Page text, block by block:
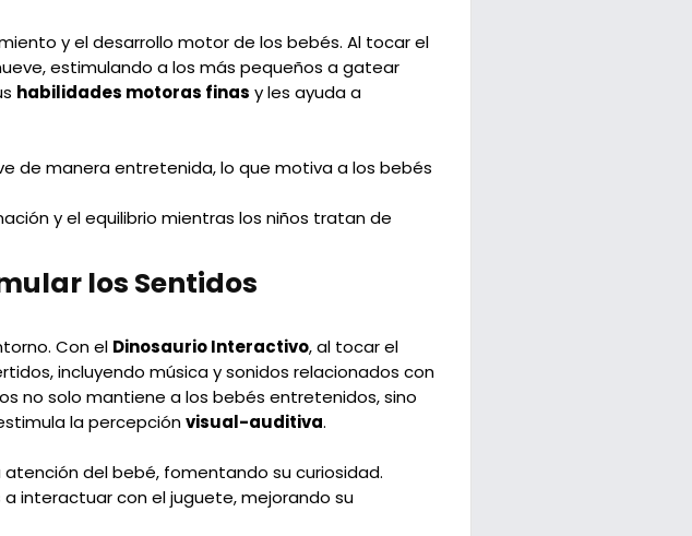
y el desarrollo motor de los bebés. Al tocar el
estimulando a los más pequeños a gatear
habilidades motoras finas y les ayuda a
de manera entretenida, lo que motiva a los bebés
y el equilibrio mientras los niños tratan de
los Sentidos
Con el Dinosaurio Interactivo, al tocar el
incluyendo música y sonidos relacionados con
no solo mantiene a los bebés entretenidos, sino
la percepciónvisual-auditiva.
del bebé, fomentando su curiosidad.
interactuar con el juguete, mejorando su